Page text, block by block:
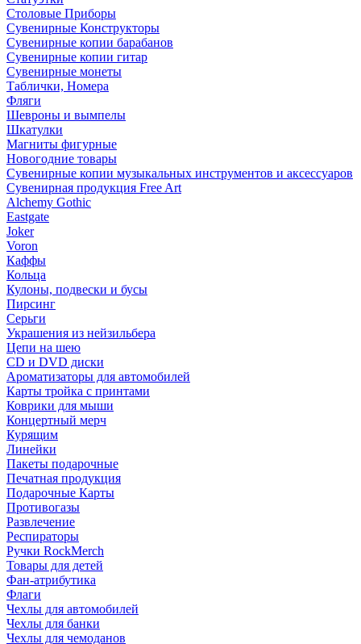
Столовые Приборы
Сувенирные Конструкторы
Сувенирные копии барабанов
Сувенирные копии гитар
Сувенирные монеты
Таблички, Номера
Фляги
Шевроны и вымпелы
Шкатулки
Магниты фигурные
Новогодние товары
Сувенирные копии музыкальных инструментов и аксессуаров
Сувенирная продукция Free Art
Alchemy Gothic
Eastgate
Joker
Voron
Каффы
Кольца
Кулоны, подвески и бусы
Пирсинг
Серьги
Украшения из нейзильбера
Цепи на шею
CD и DVD диски
Ароматизаторы для автомобилей
Карты тройка с принтами
Коврики для мыши
Концертный мерч
Курящим
Линейки
Пакеты подарочные
Печатная продукция
Подарочные Карты
Противогазы
Развлечение
Респираторы
Ручки RockMerch
Товары для детей
Фан-атрибутика
Флаги
Чехлы для автомобилей
Чехлы для банки
Чехлы для чемоданов